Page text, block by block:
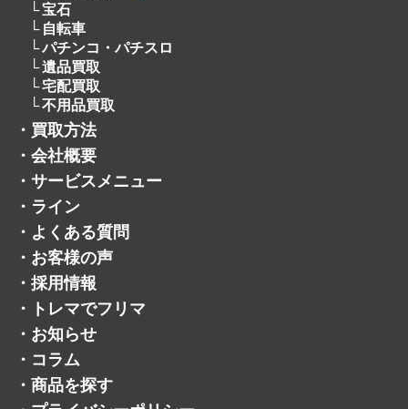
宝石
自転車
パチンコ・パチスロ
遺品買取
宅配買取
不用品買取
・ 買取方法
・ 会社概要
・ サービスメニュー
・ ライン
・ よくある質問
・ お客様の声
・ 採用情報
・
トレマでフリマ
・ お知らせ
・ コラム
・ 商品を探す